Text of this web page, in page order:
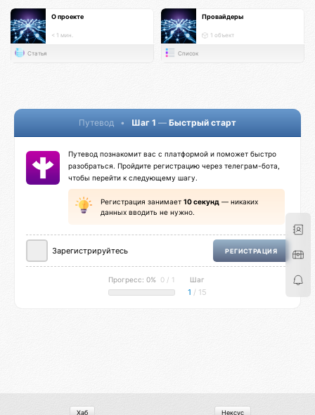
О проекте
< 1 мин.
Статья
Провайдеры
1 объект
Список
Путевод • Шаг 1 — Быстрый старт
Путевод познакомит вас с платформой и поможет быстро
разобраться. Пройдите регистрацию через телеграм-бота,
чтобы перейти к следующему шагу.
Регистрация занимает 10 секунд — никаких
данных вводить не нужно.
Зарегистрируйтесь РЕГИСТРАЦИЯ
Прогресс: 0% 0 / 1 Шаг
1 / 15
Хаб Нексус